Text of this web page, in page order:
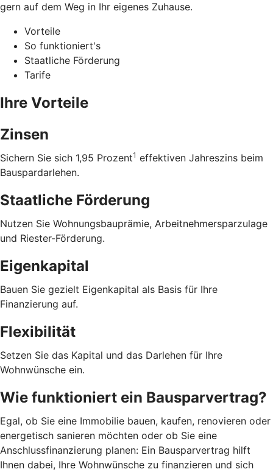
gern auf dem Weg in Ihr eigenes Zuhause.
Vorteile
So funktioniert's
Staatliche Förderung
Tarife
Ihre Vorteile
Zinsen
Sichern Sie sich 1,95 Prozent1 effektiven Jahreszins beim
Bauspardarlehen.
Staatliche Förderung
Nutzen Sie Wohnungsbauprämie, Arbeitnehmersparzulage
und Riester-Förderung.
Eigenkapital
Bauen Sie gezielt Eigenkapital als Basis für Ihre
Finanzierung auf.
Flexibilität
Setzen Sie das Kapital und das Darlehen für Ihre
Wohnwünsche ein.
Wie funktioniert ein Bausparvertrag?
Egal, ob Sie eine Immobilie bauen, kaufen, renovieren oder
energetisch sanieren möchten oder ob Sie eine
Anschlussfinanzierung planen: Ein Bausparvertrag hilft
Ihnen dabei, Ihre Wohnwünsche zu finanzieren und sich